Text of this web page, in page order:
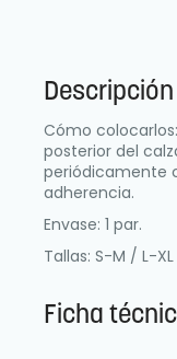
Descripción
Cómo
posterior del
periódicamente
adherencia.
Envase: 1 par.
Tallas: S-M / L-XL
Ficha